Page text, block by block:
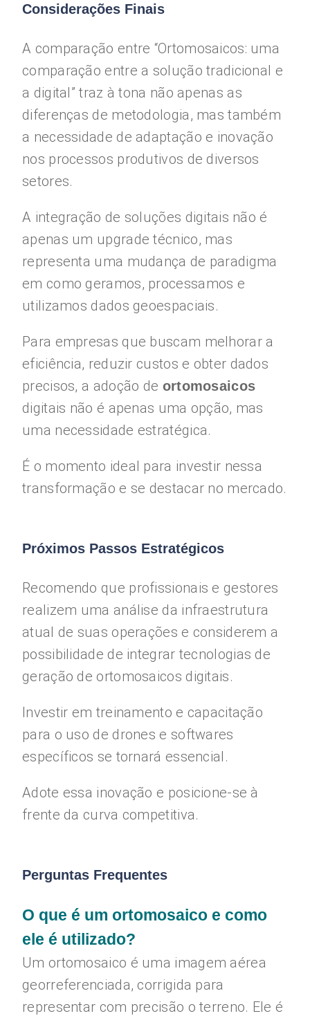
Considerações Finais
A comparação entre “Ortomosaicos: uma
comparação entre a solução tradicional e
a digital” traz à tona não apenas as
diferenças de metodologia, mas também
a necessidade de adaptação e inovação
nos processos produtivos de diversos
setores.
A integração de soluções digitais não é
apenas um upgrade técnico, mas
representa uma mudança de paradigma
em como geramos, processamos e
utilizamos dados geoespaciais.
Para empresas que buscam melhorar a
eficiência, reduzir custos e obter dados
precisos, a adoção de ortomosaicos
digitais não é apenas uma opção, mas
uma necessidade estratégica.
É o momento ideal para investir nessa
transformação e se destacar no mercado.
Próximos Passos Estratégicos
Recomendo que profissionais e gestores
realizem uma análise da infraestrutura
atual de suas operações e considerem a
possibilidade de integrar tecnologias de
geração de ortomosaicos digitais.
Investir em treinamento e capacitação
para o uso de drones e softwares
específicos se tornará essencial.
Adote essa inovação e posicione-se à
frente da curva competitiva.
Perguntas Frequentes
O que é um ortomosaico e como
ele é utilizado?
Um ortomosaico é uma imagem aérea
georreferenciada, corrigida para
representar com precisão o terreno. Ele é